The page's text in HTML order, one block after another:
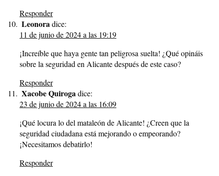
Responder
Leonoradice:
11 de junio de 2024 a las 19:19
¡Increíble que haya gente tan peligrosa suelta! ¿Qué opináis
sobre la seguridad en Alicante después de este caso?
Responder
Xacobe Quirogadice:
23 de junio de 2024 a las 16:09
¡Qué locura lo del mataleón de Alicante! ¿Creen que la
seguridad ciudadana está mejorando o empeorando?
¡Necesitamos debatirlo!
Responder